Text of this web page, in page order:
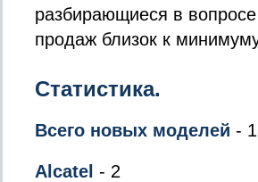
разбирающиеся в
продаж близок к
Статистика.
Всего новых моделей -
Alcatel - 2